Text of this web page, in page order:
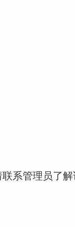
系管理员了